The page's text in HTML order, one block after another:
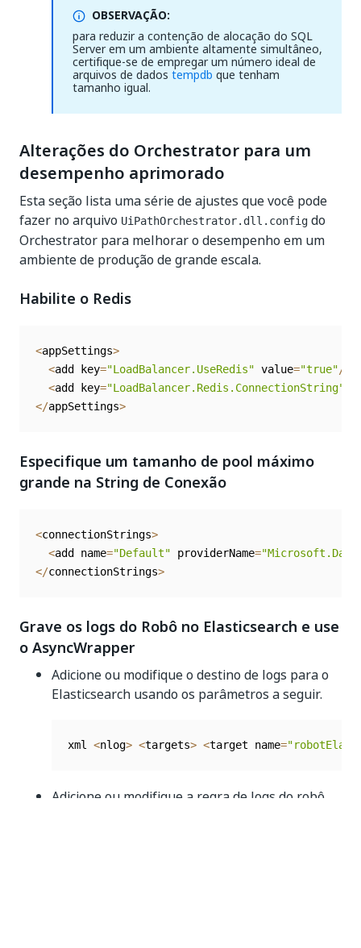
OBSERVAÇÃO:
para reduzir a contenção de alocação do SQL
Server em um ambiente altamente simultâneo,
certifique-se de empregar um número ideal de
arquivos de dados tempdb que tenham
tamanho igual.
Alterações do Orchestrator para um
desempenho aprimorado
Esta seção lista uma série de ajustes que você pode
fazer no arquivo UiPathOrchestrator.dll.config do
Orchestrator para melhorar o desempenho em um
ambiente de produção de grande escala.
Habilite o Redis
<appSettings>
<add key="LoadBalancer.UseRedis" value="true"/
<add key="LoadBalancer.Redis.ConnectionString"
</appSettings>
Especifique um tamanho de pool máximo
grande na String de Conexão
<connectionStrings>
<add name="Default" providerName=
</connectionStrings>
Grave os logs do Robô no Elasticsearch e use
o AsyncWrapper
Adicione ou modifique o destino de logs para o
Elasticsearch usando os parâmetros a seguir.
xml <nlog> <targets> <target name=
Adicione ou modifique a regra de logs do robô